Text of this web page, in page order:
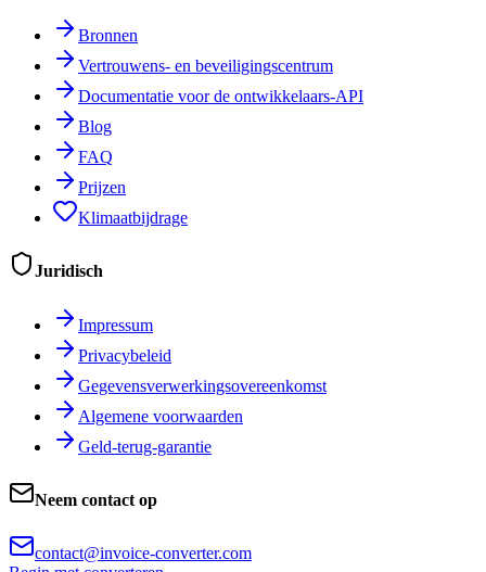
Bronnen
Vertrouwens- en beveiligingscentrum
Documentatie voor de ontwikkelaars-API
Blog
FAQ
Prijzen
Klimaatbijdrage
Juridisch
Impressum
Privacybeleid
Gegevensverwerkingsovereenkomst
Algemene voorwaarden
Geld-terug-garantie
Neem contact op
contact@invoice-converter.com